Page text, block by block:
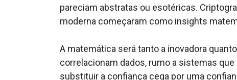
pareciam abstratas ou esotéricas.
moderna começaram como insights
A matemática será tanto a inovadora
correlacionam dados, rumo a sistemas
substituir a confiança cega por uma